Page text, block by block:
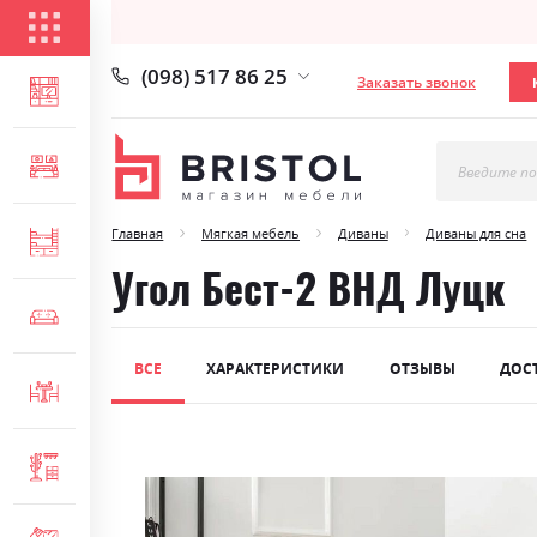
ГОСТИНАЯ
СПАЛЬНЯ
ДЕТСКАЯ
МЯГКАЯ МЕБЕЛЬ
(098) 517 86 25 Заказать звонок
Введите
Главная Мягкая мебель Диваны Диваны для сна
Угол Бест-2 ВНД Луцк
ВСЕ ХАРАКТЕРИСТИКИ ОТЗЫВЫ
end